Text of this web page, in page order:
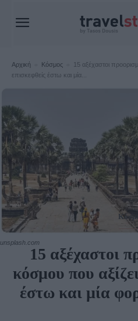
Αρχική Κόσμος
15 αξέχαστοι
επισκεφθείς έστω και μία...
unsplash.com
15 αξέχαστοι
κόσμου που
έστω και μία